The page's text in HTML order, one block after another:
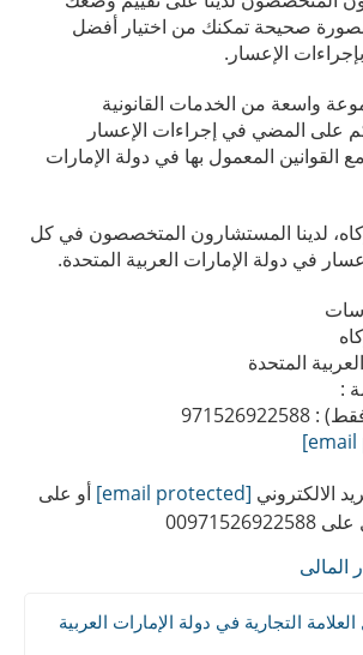
بصورة صحيحة تمكنك من اختيار أفضل
الإعسار.
واسعة من الخدمات القانونية
على المضي في إجراءات الإعسار
القوانين المعمول بها في دولة الإمارات
لدينا المستشارون المتخصصون في كل
في دولة الإمارات العربية المتحدة.
المتحدة
:
الالكتروني [email protected]
أو على
المالى
التجارية في دولة الإمارات العربية